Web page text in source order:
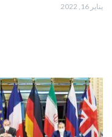
يناير 16, 2022